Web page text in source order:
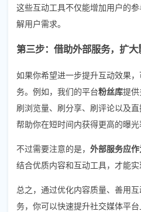
这些互动工具不仅能增加用户的
解用户需求。
第三步：借助外部服务，扩大
如果你希望进一步提升互动效果
务。例如，我们的平台粉丝库提供
刷浏览量、刷分享、刷评论以及
帮助你在短时间内获得更高的曝光
不过需要注意的是， 外部服务应作
结合优质内容和互动工具，才能实
总之，通过优化内容质量、善用
务，你可以快速提升社交媒体平